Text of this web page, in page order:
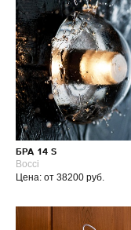
БРА 14 S
Bocci
Цена: от 38200 руб.